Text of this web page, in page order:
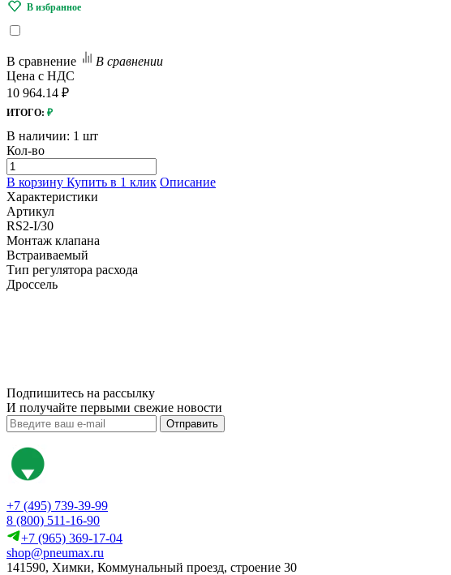
В сравнение
В сравнении
Цена с НДС
10 964.14 ₽
ИТОГО: ₽
В наличии: 1 шт
Кол-во
В корзину Купить в 1 клик Описание
Характеристики
Артикул
RS2-I/30
Монтаж клапана
Встраиваемый
Тип регулятора расхода
Дроссель
Подпишитесь на рассылку
И получайте первыми свежие новости
Отправить
+7 (495) 739-39-99
8 (800) 511-16-90
+7 (965) 369-17-04
shop@pneumax.ru
141590, Химки, Коммунальный проезд, строение 30